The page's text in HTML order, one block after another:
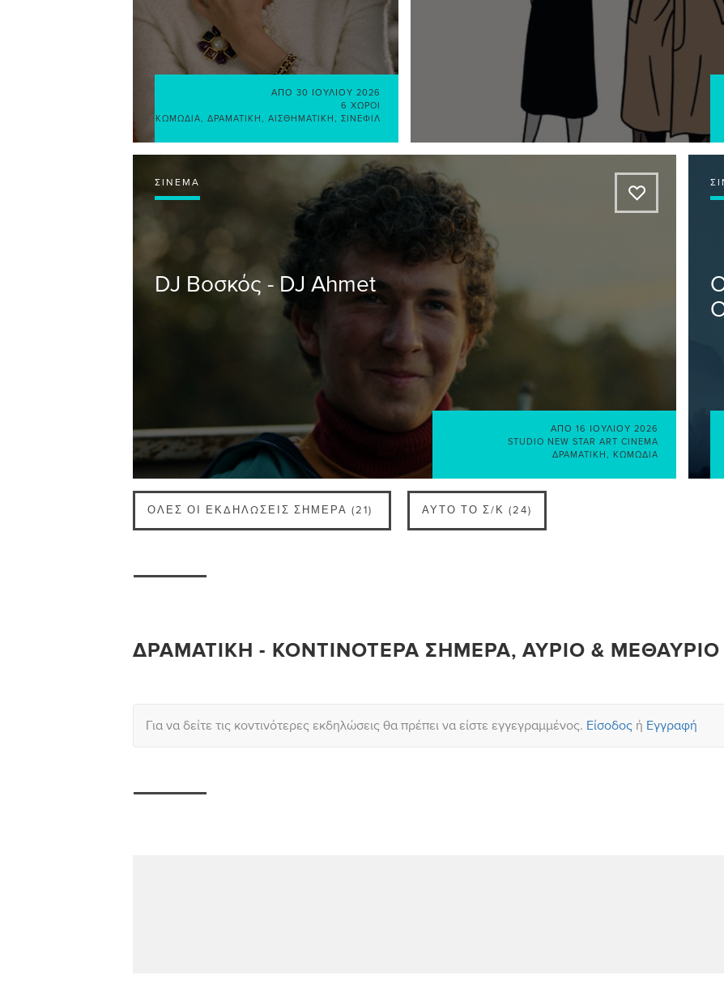
ΑΠΌ 30 ΙΟΥΛΊΟΥ 2026
6 ΧΏΡΟΙ
ΚΩΜΩΔΊΑ
ΔΡΑΜΑΤΙΚΉ ΑΙΣΘΗΜΑΤΙΚΉ ΣΙΝΕΦΊΛ
ΣΙΝΕΜΆ
A
DJ Βοσκός - DJ Ahmet
ΑΠΌ 16 ΙΟΥΛΊΟΥ 2026
STUDIO NEW STAR ART CINEMA
ΔΡΑΜΑΤΙΚΉ
ΚΩΜΩΔΊΑ
ΌΛΕΣ ΟΙ ΕΚΔΗΛΏΣΕΙΣ ΣΉΜΕΡΑ (21) ΑΥΤΌ ΤΟ Σ/Κ (24)
ΔΡΑΜΑΤΙΚΉ - ΚΟΝΤΙΝΌΤΕΡΑ ΣΉΜΕΡΑ, ΑΎΡΙΟ & ΜΕΘΑΎΡΙΟ
Για να δείτε τις κοντινότερες εκδηλώσεις θα πρέπει να είστε εγγεγραμμένος. Είσοδος ή Εγγραφή